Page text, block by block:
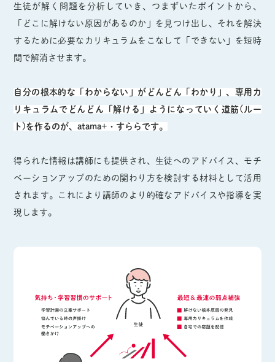
生徒が解く問題を分析していき、つまずいたポイントから、
「どこに解けない原因があるのか」を見つけ出し、それを解決
するために必要なカリキュラムをこなして「できない」を短時
間で解消させます。
自分の根本的な「わからない」がどんどん「わかり」、専用カ
リキュラムでどんどん「解ける」ようになっていく道筋(ルー
ト)を作るのが、atama+・すららです。
得られた情報は講師にも提供され、生徒へのアドバイス、モチ
ベーションアップのための関わり方を検討する材料として活用
されます。これにより講師のより的確なアドバイスや指導を実
現します。